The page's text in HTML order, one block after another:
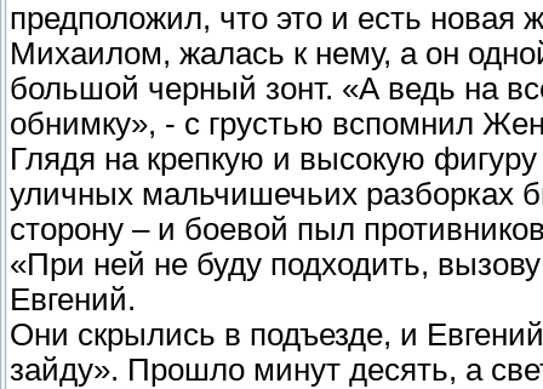
предположил, что это и есть
Михаилом, жалась к нему, а он
большой черный зонт. «А ведь на
обнимку», - с грустью вспомнил
Глядя на крепкую и высокую
уличных мальчишечьих разборках
сторону – и боевой пыл
«При ней не буду подходить,
Евгений.
Они скрылись в подъезде, и
зайду». Прошло минут десять, а